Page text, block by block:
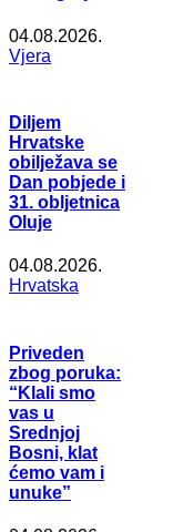
04.08.2026.
Vjera
Diljem
Hrvatske
obilježava se
Dan pobjede i
31. obljetnica
Oluje
04.08.2026.
Hrvatska
Priveden
zbog poruka:
“Klali smo
vas u
Srednjoj
Bosni, klat
ćemo vam i
unuke”